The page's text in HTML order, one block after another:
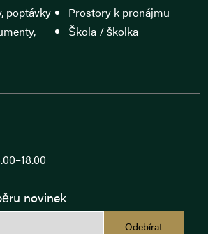
poptávky
Prostory k pronájmu
Škola / školka
novinek
Odebírat